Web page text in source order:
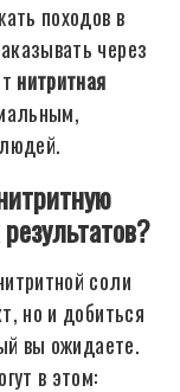
походов в
через
нитритная
соли
но и добиться
вы ожидаете.
в этом: